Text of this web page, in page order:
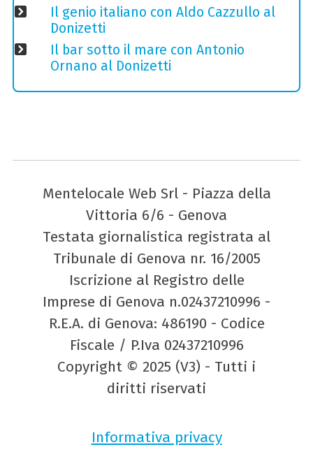
Il genio italiano con Aldo Cazzullo al
Donizetti
Il bar sotto il mare con Antonio
Ornano al Donizetti
Mentelocale Web Srl - Piazza della
Vittoria 6/6 - Genova
Testata giornalistica registrata al
Tribunale di Genova nr. 16/2005
Iscrizione al Registro delle
Imprese di Genova n.02437210996 -
R.E.A. di Genova: 486190 - Codice
Fiscale / P.Iva 02437210996
Copyright © 2025 (V3) - Tutti i
diritti riservati
Informativa privacy